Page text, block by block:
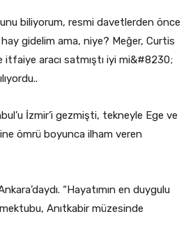
biliyorum, resmi davetlerden önce
gidelim ama, niye? Meğer, Curtis
itfaiye aracı satmıştı iyi mi&#8230;
İzmir’i gezmişti, tekneyle Ege ve
ömrü boyunca ilham veren
“Hayatımın en duygulu
Anıtkabir müzesinde